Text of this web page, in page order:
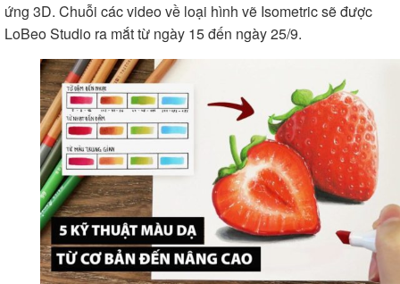
ứng 3D. Chuỗi các video về loại hình vẽ Isometric sẽ được
LoBeo Studio ra mắt từ ngày 15 đến ngày 25/9.